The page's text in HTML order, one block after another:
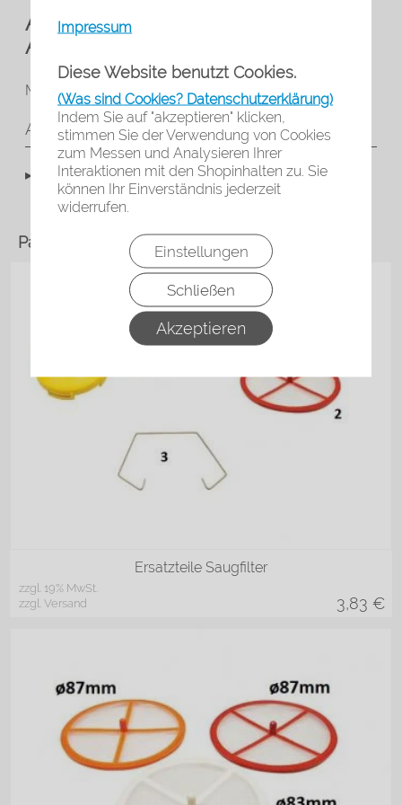
Impressum
Diese Website benutzt Cookies.
(Was sind Cookies? Datenschutzerklärung)
Indem Sie auf "akzeptieren" klicken,
stimmen Sie der Verwendung von Cookies
zum Messen und Analysieren Ihrer
Interaktionen mit den Shopinhalten zu. Sie
können Ihr Einverständnis jederzeit
widerrufen.
Einstellungen
Schließen
Akzeptieren
Anest Iwata ICON X-3 30:1/32:1
ANSAUGSCHLAUCH SET
MULTI SPRAY und Airless PUMPE
Angaben zur Produktsicherheit
▸Widerrufsbelehrung
Passendes Zubehör
3 2 1
Ersatzteile Saugfilter
zzgl. 19% MwSt.
zzgl. Versand
3,83 €